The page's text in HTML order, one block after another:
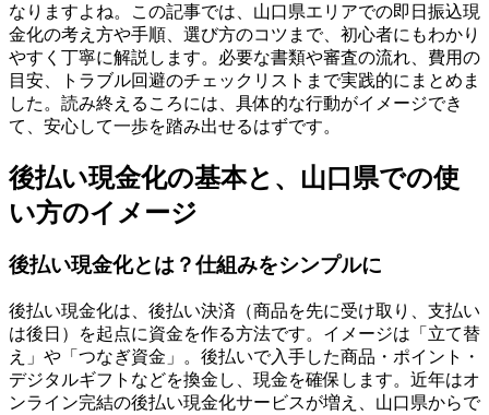
なりますよね。この記事では、山口県エリアでの即日振込現
金化の考え方や手順、選び方のコツまで、初心者にもわかり
やすく丁寧に解説します。必要な書類や審査の流れ、費用の
目安、トラブル回避のチェックリストまで実践的にまとめま
した。読み終えるころには、具体的な行動がイメージでき
て、安心して一歩を踏み出せるはずです。
後払い現金化の基本と、山口県での使
い方のイメージ
後払い現金化とは？仕組みをシンプルに
後払い現金化は、後払い決済（商品を先に受け取り、支払い
は後日）を起点に資金を作る方法です。イメージは「立て替
え」や「つなぎ資金」。後払いで入手した商品・ポイント・
デジタルギフトなどを換金し、現金を確保します。近年はオ
ンライン完結の後払い現金化サービスが増え、山口県からで